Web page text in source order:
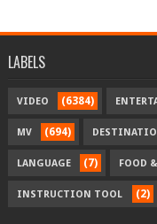
LABELS
VIDEO (6384)
MV (694)
LANGUAGE (7) FOOD
INSTRUCTION TOOL (2)